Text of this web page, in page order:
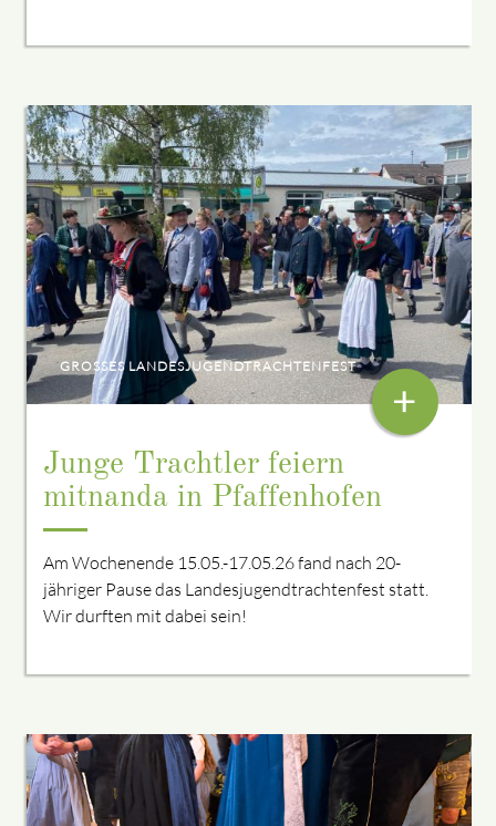
GROSSES LANDESJUGENDTRACHTENFEST
Junge Trachtler feiern
mitnanda in Pfaffenhofen
Am Wochenende 15.05.-17.05.26 fand nach 20-
jähriger Pause das Landesjugendtrachtenfest statt.
Wir durften mit dabei sein!
+